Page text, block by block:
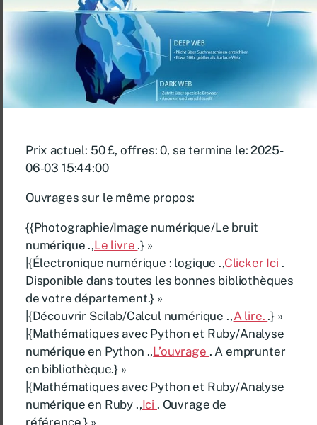
Prix ​​actuel: 50 £, offres: 0, se termine le: 2025-
06-03 15:44:00
Ouvrages sur le même propos:
{{Photographie/Image numérique/Le bruit
numérique .,Le livre .} »
|{Électronique numérique : logique .,Clicker Ici .
Disponible dans toutes les bonnes bibliothèques
de votre département.} »
|{Découvrir Scilab/Calcul numérique .,A lire. .} »
|{Mathématiques avec Python et Ruby/Analyse
numérique en Python .,L’ouvrage . A emprunter
en bibliothèque.} »
|{Mathématiques avec Python et Ruby/Analyse
numérique en Ruby .,Ici . Ouvrage de
référence.} »